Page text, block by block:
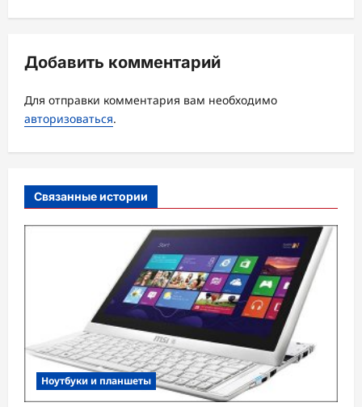
ц
я
з
а
п
и
с
Добавить комментарий
Для отправки комментария вам необходимо
авторизоваться.
Связанные истории
Ноутбуки и планшеты